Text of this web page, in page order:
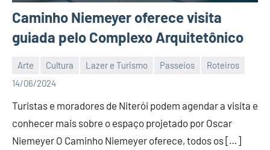
Caminho Niemeyer oferece visita
guiada pelo Complexo Arquitetônico
Arte Cultura Lazer e Turismo Passeios
Roteiros
14/06/2024
Editor
Turistas e moradores de Niterói podem agendar a visita e
conhecer mais sobre o espaço projetado por Oscar
Niemeyer O Caminho Niemeyer oferece, todos os […]